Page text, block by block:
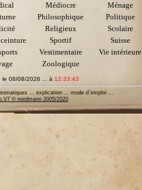
Médiocre
Ménage
Philosophique
Politique
Religieux
Scolaire
Sportif
Suisse
Vestimentaire
Vie intérieure
Zoologique
le 08/08/2026 ... à 12:33:43
... explication ... mode d´emploi ...
© nordmann 2005/2020